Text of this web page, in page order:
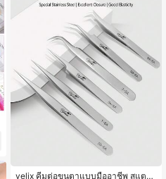
yelix คีมต่อขนตาแบบมืออาชีพ สแตนเ